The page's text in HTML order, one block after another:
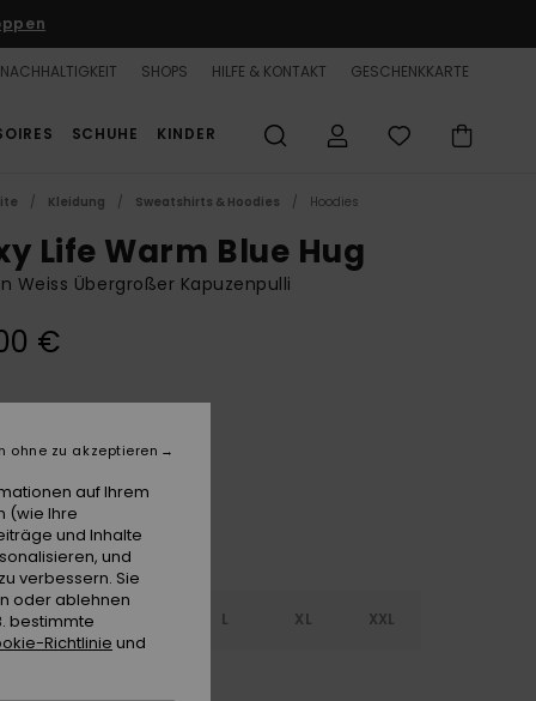
NACHHALTIGKEIT SHOPS HILFE & KONTAKT GESCHENKKARTE
SCHUHE KINDER
Kleidung Sweatshirts & Hoodies Hoodies
Life Warm Blue Hug
Weiss Übergroßer Kapuzenpulli
€
S L XL XXL
auf Ihrem
(wie Ihre
und Inhalte
und
verbessern. Sie
oder ablehnen
bestimmte
Richtlinie und
ohne zu akzeptieren